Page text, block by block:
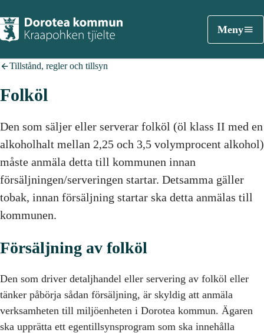
Meny
Tillstånd, regler och tillsyn
Folköl
Den som säljer eller serverar folköl (öl klass II med en
alkoholhalt mellan 2,25 och 3,5 volymprocent alkohol)
måste anmäla detta till kommunen innan
försäljningen/serveringen startar. Detsamma gäller
tobak, innan försäljning startar ska detta anmälas till
kommunen.
Försäljning av folköl
Den som driver detaljhandel eller servering av folköl eller
tänker påbörja sådan försäljning, är skyldig att anmäla
verksamheten till miljöenheten i Dorotea kommun. Ägaren
ska upprätta ett egentillsynsprogram som ska innehålla